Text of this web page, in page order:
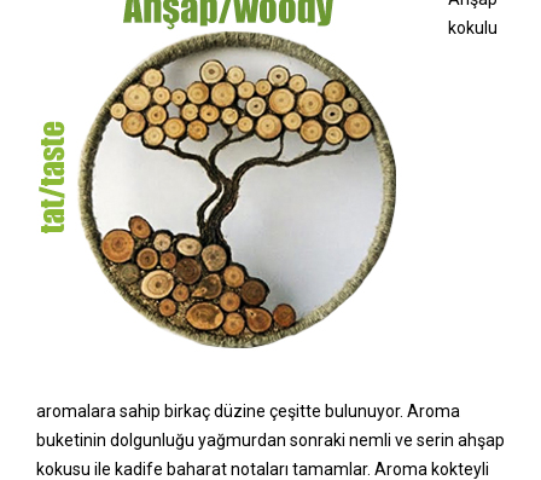
kokulu
aromalara sahip birkaç düzine çeşitte bulunuyor. Aroma
buketinin dolgunluğu yağmurdan sonraki nemli ve serin ahşap
kokusu ile kadife baharat notaları tamamlar. Aroma kokteyli